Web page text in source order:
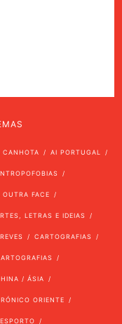
CANHOTA AI PORTUGAL
OUTRA FACE
LETRAS E IDEIAS
CARTOGRAFIAS
/ ÁSIA
ORIENTE